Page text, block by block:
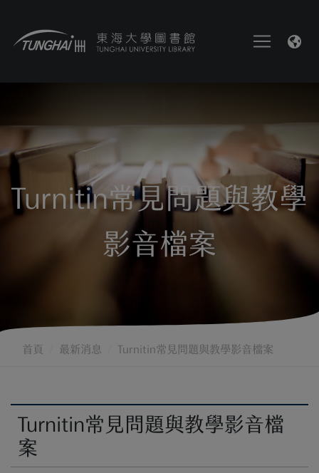
Turnitin常見問題與教學
影音檔案
首頁 最新消息 Turnitin常見問題與教學影音檔案
Turnitin常見問題與教學影音檔
案